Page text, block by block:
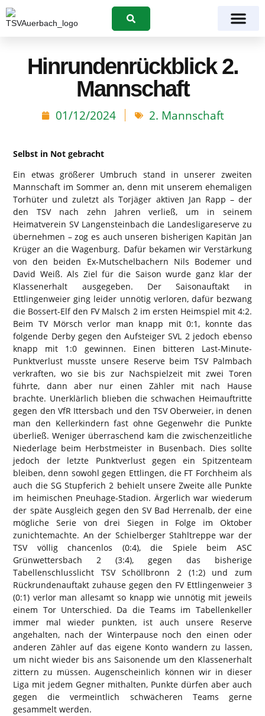
Suchen
Hinrundenrückblick 2.
Mannschaft
01/12/2024 2. Mannschaft
Selbst in Not gebracht
Ein etwas größerer Umbruch stand in unserer zweiten
Mannschaft im Sommer an, denn mit unserem ehemaligen
Torhüter und zuletzt als Torjäger aktiven Jan Rapp – der
den TSV nach zehn Jahren verließ, um in seinem
Heimatverein SV Langensteinbach die Landesligareserve zu
übernehmen – zog es auch unseren bisherigen Kapitän Jan
Krüger an die Wagenburg. Dafür bekamen wir Verstärkung
von den beiden Ex-Mutschelbachern Nils Bodemer und
David Weiß. Als Ziel für die Saison wurde ganz klar der
Klassenerhalt ausgegeben. Der Saisonauftakt in
Ettlingenweier ging leider unnötig verloren, dafür bezwang
die Bossert-Elf den FV Malsch 2 im ersten Heimspiel mit 4:2.
Beim TV Mörsch verlor man knapp mit 0:1, konnte das
folgende Derby gegen den Aufsteiger SVL 2 jedoch ebenso
knapp mit 1:0 gewinnen. Einen bitteren Last-Minute-
Punktverlust musste unsere Reserve beim TSV Palmbach
verkraften, wo sie bis zur Nachspielzeit mit zwei Toren
führte, dann aber nur einen Zähler mit nach Hause
brachte. Unerklärlich blieben die schwachen Heimauftritte
gegen den VfR Ittersbach und den TSV Oberweier, in denen
man den Kellerkindern fast ohne Gegenwehr die Punkte
überließ. Weniger überraschend kam die zwischenzeitliche
Niederlage beim Herbstmeister in Busenbach. Dies sollte
jedoch der letzte Punktverlust gegen ein Spitzenteam
bleiben, denn sowohl gegen Ettlingen, die FT Forchheim als
auch die SG Stupferich 2 behielt unsere Zweite alle Punkte
im heimischen Pneuhage-Stadion. Ärgerlich war wiederum
der späte Ausgleich gegen den SV Bad Herrenalb, der eine
mögliche Serie von drei Siegen in Folge im Oktober
zunichtemachte. An der Schielberger Stahltreppe war der
TSV völlig chancenlos (0:4), die Spiele beim ASC
Grünwettersbach 2 (3:4), gegen das bisherige
Tabellenschlusslicht TSV Schöllbronn 2 (1:2) und zum
Rückrundenauftakt zuhause gegen den FV Ettlingenweier 3
(0:1) verlor man allesamt so knapp wie unnötig mit jeweils
einem Tor Unterschied. Da die Teams im Tabellenkeller
immer mal wieder punkten, ist auch unsere Reserve
angehalten, nach der Winterpause noch den einen oder
anderen Zähler auf das eigene Konto wandern zu lassen,
um nicht wieder bis ans Saisonende um den Klassenerhalt
zittern zu müssen. Augenscheinlich können wir in dieser
Liga mit jedem Gegner mithalten, Punkte dürfen aber auch
gegen die vermeintlich schwächeren Teams gerne
gesammelt werden.